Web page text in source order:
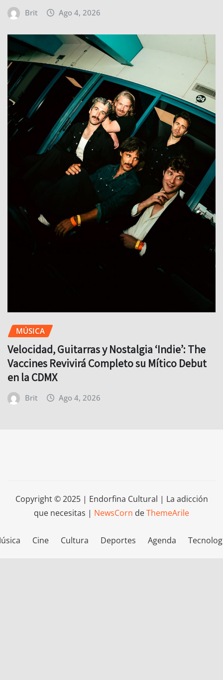
Brit Ago 4, 2026
MÚSICA
Velocidad, Guitarras y Nostalgia ‘Indie’: The
Vaccines Revivirá Completo su Mítico Debut
en la CDMX
Brit Ago 4, 2026
Copyright © 2025 | Endorfina Cultural | La adicción
que necesitas | NewsCorn deThemeArile
Cine Cultura Deportes Agenda